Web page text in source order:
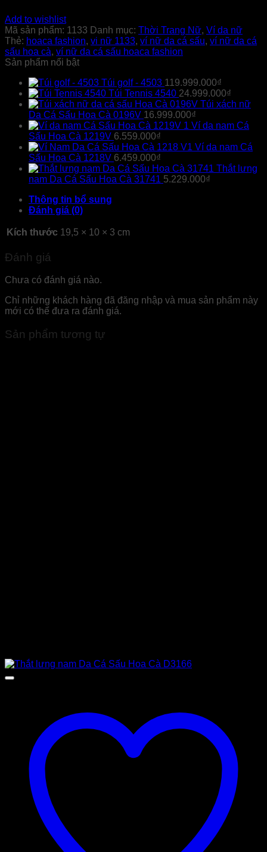
Add to wishlist
Mã sản phẩm: 1133 Danh mục: Thời Trang Nữ, Ví da nữ
Thẻ: hoaca fashion, vi nữ 1133, ví nữ da cá sấu, ví nữ da cá
sấu hoa cà, ví nữ da cá sấu hoaca fashion
Sản phẩm nổi bật
Túi golf - 4503 119.999.000₫
Túi Tennis 4540 24.999.000₫
Túi xách nữ
Da Cá Sấu Hoa Cà 0196V 16.999.000₫
Ví da nam Cá
Sấu Hoa Cà 1219V 6.559.000₫
Ví da nam Cá
Sấu Hoa Cà 1218V 6.459.000₫
Thắt lưng
nam Da Cá Sấu Hoa Cà 31741 5.229.000₫
Thông tin bổ sung
Đánh giá (0)
Kích thước 19,5 × 10 × 3 cm
Đánh giá
Chưa có đánh giá nào.
Chỉ những khách hàng đã đăng nhập và mua sản phẩm này
mới có thể đưa ra đánh giá.
Sản phẩm tương tự